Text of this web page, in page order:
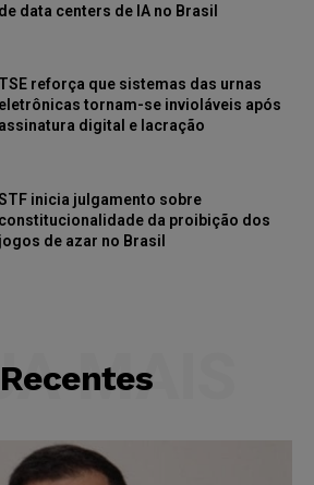
de data centers de IA no Brasil
TSE reforça que sistemas das urnas
eletrônicas tornam-se invioláveis após
assinatura digital e lacração
inicia julgamento sobre
constitucionalidade da proibição dos
jogos de azar no Brasil
Recentes
MAIS